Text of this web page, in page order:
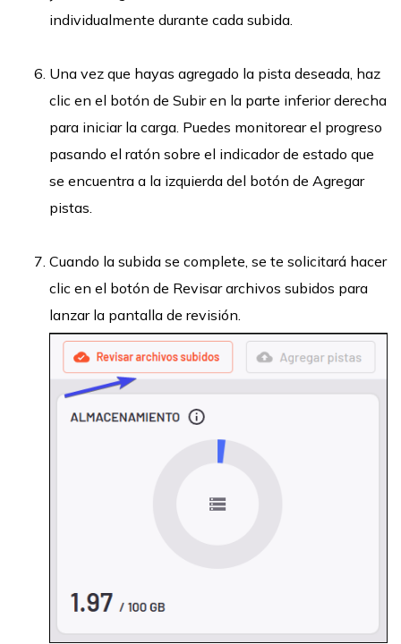
individualmente durante cada subida.
Una vez que hayas agregado la pista deseada, haz
clic en el botón de Subir en la parte inferior derecha
para iniciar la carga. Puedes monitorear el progreso
pasando el ratón sobre el indicador de estado que
se encuentra a la izquierda del botón de Agregar
pistas.
Cuando la subida se complete, se te solicitará hacer
clic en el botón de Revisar archivos subidos para
lanzar la pantalla de revisión.